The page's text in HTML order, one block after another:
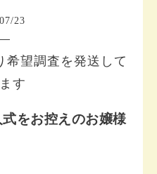
07/23
希望調査を発送して
す
をお控えのお嬢様